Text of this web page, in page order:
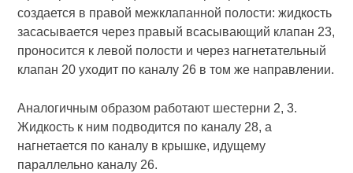
создается в правой межклапанной полости: жидкость
засасывается через правый всасывающий клапан 23,
проносится к левой полости и через нагнетательный
клапан 20 уходит по каналу 26 в том же направлении.
Аналогичным образом работают шестерни 2, 3.
Жидкость к ним подводится по каналу 28, а
нагнетается по каналу в крышке, идущему
параллельно каналу 26.